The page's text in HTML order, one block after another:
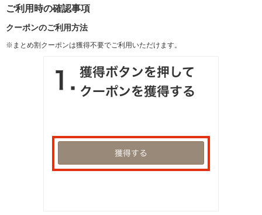
ご利用時の確認事項
クーポンのご利用方法
※まとめ割クーポンは獲得不要でご利用いただけます。